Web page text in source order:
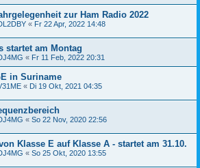
zur Ham Radio 2022
« Fr 22 Apr, 2022 14:48
startet am Montag
« Fr 11 Feb, 2022 20:31
in Suriname
« Di 19 Okt, 2021 04:35
« So 22 Nov, 2020 22:56
Klasse E auf Klasse A - startet am 31.10.
« So 25 Okt, 2020 13:55